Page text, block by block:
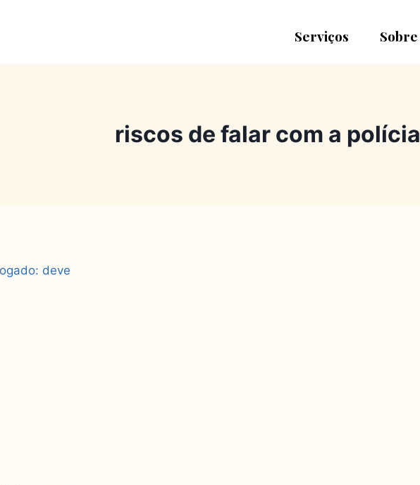
Serviços Sobre
riscos de falar com a polícia